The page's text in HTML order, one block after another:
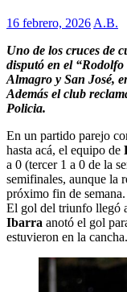
16 febrero, 2026 A.B.
Uno de los cruces de
disputó en el
Almagro y San José,
Además el club
Policia.
En un partido parejo
hasta acá, el equipo de
a 0 (tercer 1 a 0 de la
semifinales, aunque la
próximo fin de semana.
El gol del triunfo llegó
Ibarra anotó el gol
estuvieron en la cancha.